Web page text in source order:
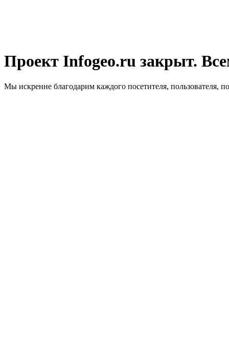
Проект Infogeo.ru закрыт.
Мы искренне благодарим каждого посетителя, пользователя,